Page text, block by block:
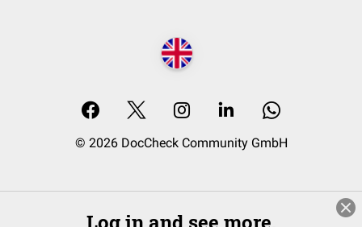
© 2026 DocCheck Community GmbH